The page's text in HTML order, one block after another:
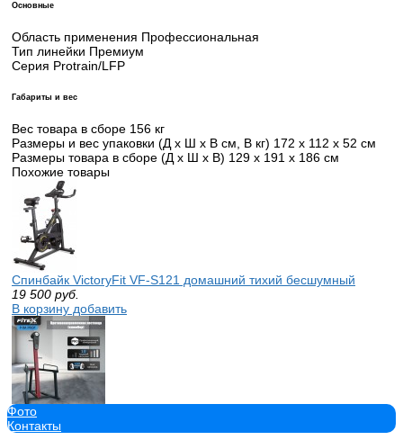
Основные
Область применения Профессиональная
Тип линейки Премиум
Серия Protrain/LFP
Габариты и вес
Вес товара в сборе 156 кг
Размеры и вес упаковки (Д x Ш x В см, В кг) 172 х 112 х 52 см
Размеры товара в сборе (Д x Ш x В) 129 х 191 х 186 см
Похожие товары
Спинбайк VictoryFit VF-S121 домашний тихий бесшумный
19 500 руб.
В корзину добавить
P-9A PROF Противонаправленная лестница (климбер) FITEX
Профессиональная vasil
Фото
Контакты